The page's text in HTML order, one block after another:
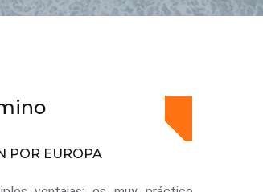
POR EUROPA